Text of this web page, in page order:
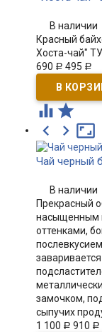
В наличии
Красный
Хоста-чай"
690 Р 495 Р
 

 
Чай черный
В наличии
Прекрасный
насыщенным
оттенками,
замочком,
сыпучих
1 100 Р 910 Р